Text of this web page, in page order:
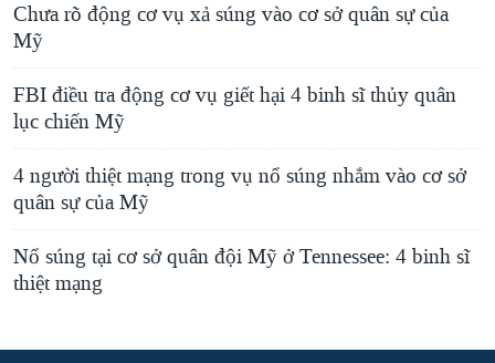
Chưa rõ động cơ vụ xả súng vào cơ sở quân sự của
Mỹ
FBI điều tra động cơ vụ giết hại 4 binh sĩ thủy quân
lục chiến Mỹ
4 người thiệt mạng trong vụ nổ súng nhắm vào cơ sở
quân sự của Mỹ
Nổ súng tại cơ sở quân đội Mỹ ở Tennessee: 4 binh sĩ
thiệt mạng